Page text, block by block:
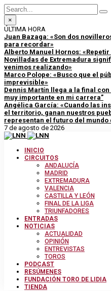
×
ÚLTIMA HORA
Juan Bazaga: «Son dos
para recordar»
Alberto Manuel Hornos:
Novilladas de Extremadura
venimos realizando»
Marco Polope: «Busco que el
imprevisible»
Dennis Martín llega a la final
muy importante en mi carrera”
Angélica García: «Cuando las
el territorio, ganan nuestros
representan el futuro del mundo
7 de agosto de 2026
INICIO
CIRCUITOS
ANDALUCÍA
MADRID
EXTREMADURA
VALENCIA
CASTILLA Y LEÓN
FINAL DE LA LIGA
TRIUNFADORES
ENTRADAS
NOTICIAS
ACTUALIDAD
OPINIÓN
ENTREVISTAS
TOROS
PODCAST
RESÚMENES
FUNDACIÓN TORO DE LIDIA
TIENDA